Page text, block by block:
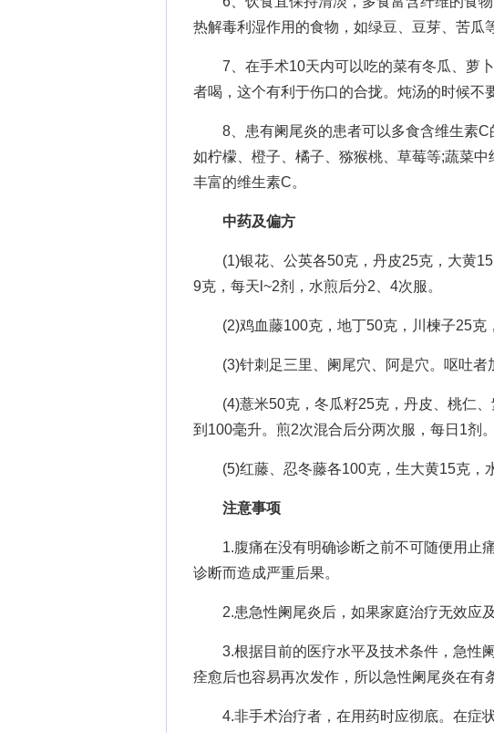
热解毒利湿作用的食物，如绿豆、豆芽、苦瓜
7、在手术10天内可以吃的菜有冬瓜、萝卜
者喝，这个有利于伤口的合拢。炖汤的时候不
8、患有阑尾炎的患者可以多食含维生素C
如柠檬、橙子、橘子、猕猴桃、草莓等;蔬菜
丰富的维生素C。
中药及偏方
(1)银花、公英各50克，丹皮25克，大黄15
9克，每天l~2剂，水煎后分2、4次服。
(2)鸡血藤100克，地丁50克，川楝子25克
(3)针刺足三里、阑尾穴、阿是穴。呕吐者
(4)薏米50克，冬瓜籽25克，丹皮、桃仁、
到100毫升。煎2次混合后分两次服，每日1剂。
(5)红藤、忍冬藤各100克，生大黄15克，
注意事项
1.腹痛在没有明确诊断之前不可随便用止
诊断而造成严重后果。
2.患急性阑尾炎后，如果家庭治疗无效应及
3.根据目前的医疗水平及技术条件，急性
痊愈后也容易再次发作，所以急性阑尾炎在有
4.非手术治疗者，在用药时应彻底。在症